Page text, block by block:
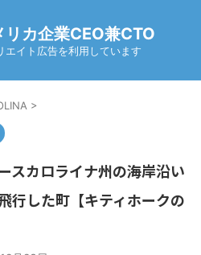
カ企業CEO兼CTO
エイト広告を利用しています
>
スカロライナ州の海岸沿い
行した町【キティホークの